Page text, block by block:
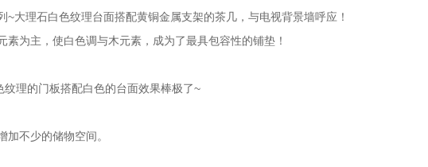
大理石白色纹理台面搭配黄铜金属支架的茶几，与电视背景墙呼应！
为主，使白色调与木元素，成为了最具包容性的铺垫！
理的门板搭配白色的台面效果棒极了~
不少的储物空间。